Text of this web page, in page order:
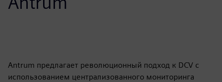
Antrum предлагает революционный подход к DCV с
использованием централизованного мониторинга